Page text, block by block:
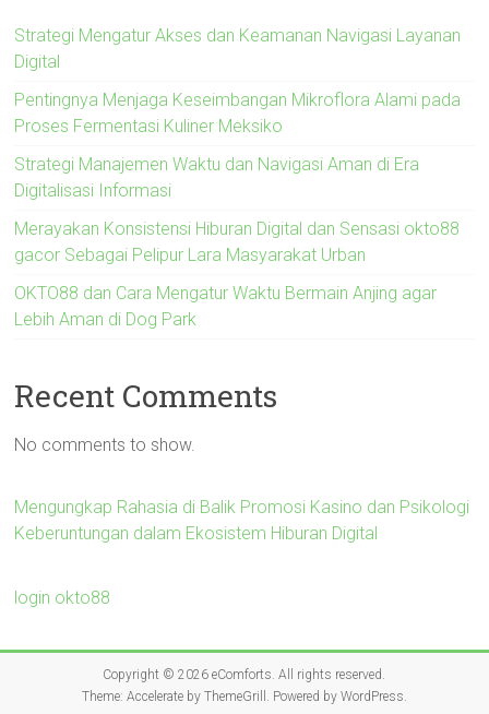
Strategi Mengatur Akses dan Keamanan Navigasi Layanan
Digital
Pentingnya Menjaga Keseimbangan Mikroflora Alami pada
Proses Fermentasi Kuliner Meksiko
Strategi Manajemen Waktu dan Navigasi Aman di Era
Digitalisasi Informasi
Merayakan Konsistensi Hiburan Digital dan Sensasi okto88
gacor Sebagai Pelipur Lara Masyarakat Urban
OKTO88 dan Cara Mengatur Waktu Bermain Anjing agar
Lebih Aman di Dog Park
Recent Comments
No comments to show.
Mengungkap Rahasia di Balik Promosi Kasino dan Psikologi
Keberuntungan dalam Ekosistem Hiburan Digital
login okto88
Copyright © 2026eComforts . All rights reserved.
Theme: Accelerateby ThemeGrill. Powered by WordPress